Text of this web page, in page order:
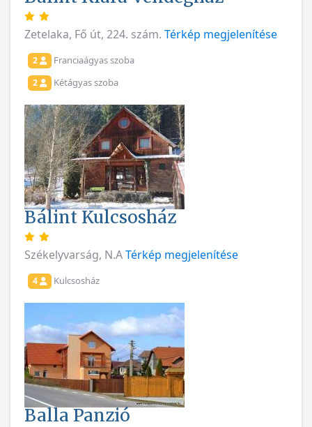
Zetelaka, Fő út, 224. szám. Térkép megjelenítése
2 Franciaágyas szoba
2 Kétágyas szoba
Bálint Kulcsosház
Székelyvarság, N.ATérkép megjelenítése
4 Kulcsosház
Balla Panzió